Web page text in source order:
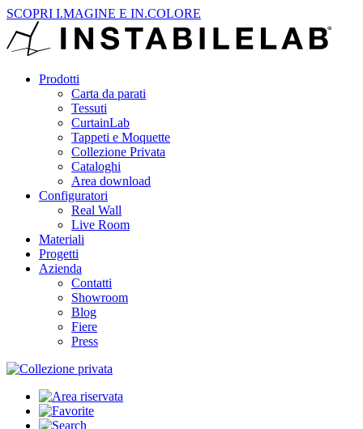
SCOPRI I.MAGINE E IN.COLORE
Prodotti
Carta da parati
Tessuti
CurtainLab
Tappeti e Moquette
Collezione Privata
Cataloghi
Area download
Configuratori
Real Wall
Live Room
Materiali
Progetti
Azienda
Contatti
Showroom
Blog
Fiere
Press